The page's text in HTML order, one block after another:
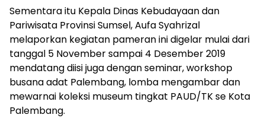
Sementara itu Kepala Dinas Kebudayaan dan
Pariwisata Provinsi Sumsel, Aufa Syahrizal
melaporkan kegiatan pameran ini digelar mulai dari
tanggal 5 November sampai 4 Desember 2019
mendatang diisi juga dengan seminar, workshop
busana adat Palembang, lomba mengambar dan
mewarnai koleksi museum tingkat PAUD/TK se Kota
Palembang.